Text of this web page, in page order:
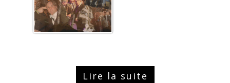
Lire la suite